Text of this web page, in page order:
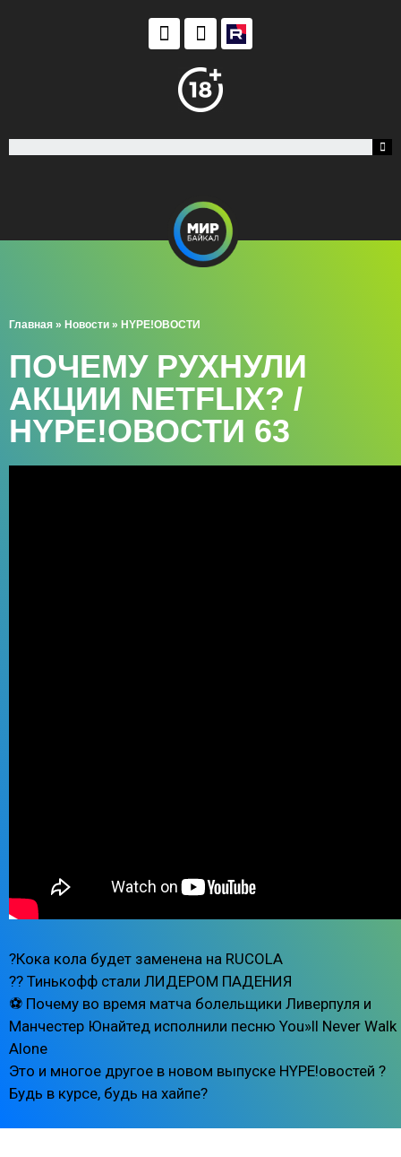
Главная » Новости » HYPE!ОВОСТИ
ПОЧЕМУ РУХНУЛИ
АКЦИИ NETFLIX? /
HYPE!ОВОСТИ 63
?Кока кола будет заменена на RUCOLA
?? Тинькофф стали ЛИДЕРОМ ПАДЕНИЯ
⚽️ Почему во время матча болельщики Ливерпуля и
Манчестер Юнайтед исполнили песню You»ll Never Walk
Alone
Это и многое другое в новом выпуске HYPE!овостей ?
Будь в курсе, будь на хайпе?